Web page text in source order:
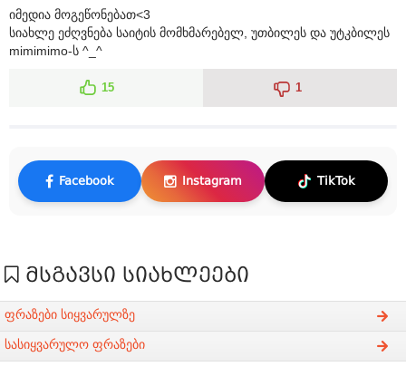
იმედია მოგეწონებათ<3
სიახლე ეძღვნება საიტის მომხმარებელ, უთბილეს და უტკბილეს
mimimimo-ს ^_^
15 1
Facebook Instagram TikTok
მსგავსი სიახლეები
ფრაზები სიყვარულზე
სასიყვარულო ფრაზები